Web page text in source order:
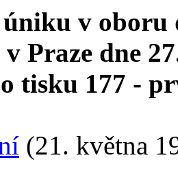
úniku v
v Praze dne
tisku 177 -
(21. května